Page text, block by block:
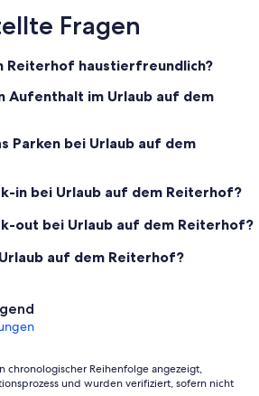
Fragen
Reiterhof haustierfreundlich?
Aufenthalt im Urlaub auf dem
Parken bei Urlaub auf dem
in bei Urlaub auf dem Reiterhof?
out bei Urlaub auf dem Reiterhof?
auf dem Reiterhof?
chronologischer Reihenfolge angezeigt,
und wurden verifiziert, sofern nicht